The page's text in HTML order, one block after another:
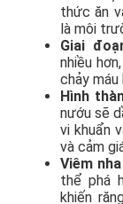
thức ăn
là môi
Giai
nhiều
chảy máu
Hình
nướu sẽ
vi khuẩn
và cảm
Viêm
thể phá
khiến